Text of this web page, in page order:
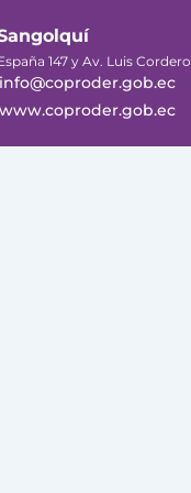
147 y Av. Luis Cordero
info@coproder.gob.ec
www.coproder.gob.ec